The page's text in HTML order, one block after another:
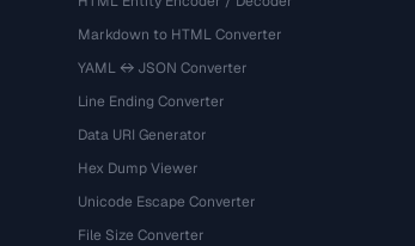
Markdown to HTML Converter
YAML ↔ JSON Converter
Line Ending Converter
Data URI Generator
Hex Dump Viewer
Unicode Escape Converter
File Size Converter